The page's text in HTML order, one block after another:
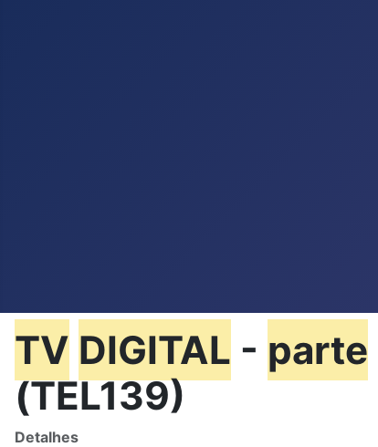
TV DIGITAL - parte
(TEL139)
Detalhes